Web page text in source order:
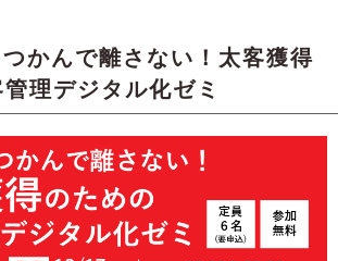
かんで離さない！太客獲得
理デジタル化ゼミ